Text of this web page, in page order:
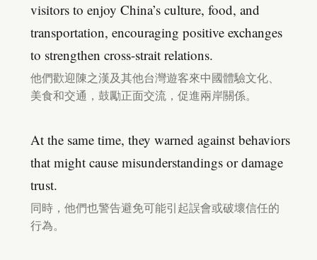
visitors to enjoy China’s culture, food, and
transportation, encouraging positive exchanges
to strengthen cross-strait relations.
他們歡迎陳之漢及其他台灣遊客來中國體驗文化、
美食和交通，鼓勵正面交流，促進兩岸關係。
At the same time, they warned against behaviors
that might cause misunderstandings or damage
trust.
同時，他們也警告避免可能引起誤會或破壞信任的
行為。